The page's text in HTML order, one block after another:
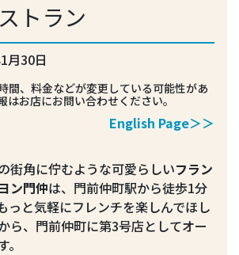
トラン
月30日
間、料金などが変更している可能性があ
はお店にお問い合わせください。
English Page＞＞
街角に佇むような可愛らしいフラン
ン門仲は、門前仲町駅から徒歩1分
っと気軽にフレンチを楽しんでほし
ら、門前仲町に第3号店としてオー